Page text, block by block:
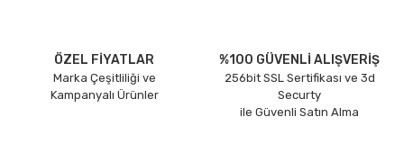
ÖZEL FİYATLAR
Marka Çeşitliliği ve
Kampanyalı Ürünler
%100 GÜVENLİ ALIŞVERİŞ
256bit SSL Sertifikası ve 3d
Securty
ile Güvenli Satın Alma